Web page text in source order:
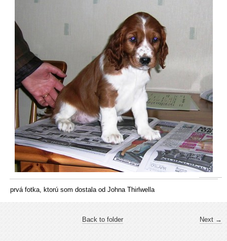
prvá fotka, ktorú som dostala od Johna Thirlwella
Next →
Back to folder